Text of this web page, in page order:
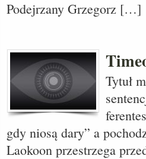
Podejrzany Grzegorz […]
Tytuł
gdy niosą dary” a
Laokoon przestrzega